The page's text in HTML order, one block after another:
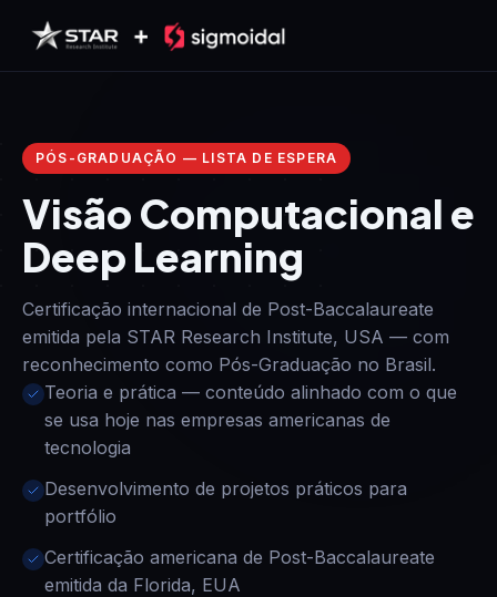
PÓS-GRADUAÇÃO — LISTA DE ESPERA
Visão Computacional e
Deep Learning
Certificação internacional de Post-Baccalaureate
emitida pela STAR Research Institute, USA — com
reconhecimento como Pós-Graduação no Brasil.
Teoria e prática — conteúdo alinhado com o que
se usa hoje nas empresas americanas de
tecnologia
Desenvolvimento de projetos práticos para
portfólio
Certificação americana de Post-Baccalaureate
emitida da Florida, EUA